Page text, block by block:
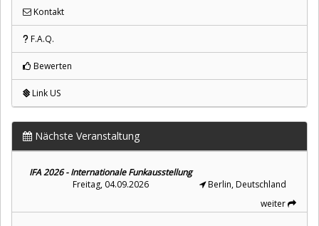
Kontakt
F.A.Q.
Bewerten
Link US
Nächste Veranstaltung
IFA 2026 - Internationale Funkausstellung
Freitag, 04.09.2026
Berlin, Deutschland
weiter